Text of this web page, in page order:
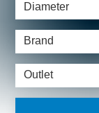
Diameter
Brand
Outlet